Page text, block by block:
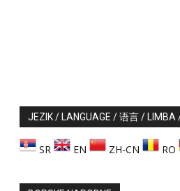
JEZIK / LANGUAGE / 语言 / LIMBA
SR EN ZH-CN RO